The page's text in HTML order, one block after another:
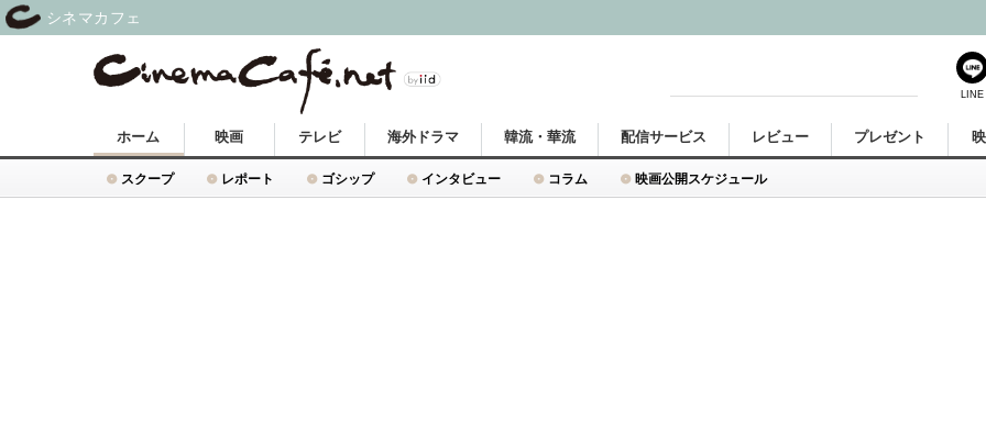
ホーム
スクープ レポート ゴシップ インタビュー コラム 映画公開スケジュール
映画 テレビ 海外ドラマ 韓流・華流 配信サービス レビュー プレゼント
LINE
シネマカフェ